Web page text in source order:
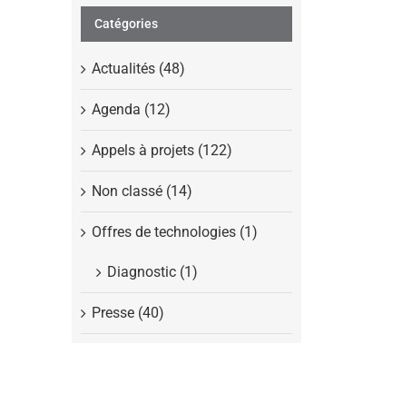
Catégories
Actualités (48)
Agenda (12)
Appels à projets (122)
Non classé (14)
Offres de technologies (1)
Diagnostic (1)
Presse (40)